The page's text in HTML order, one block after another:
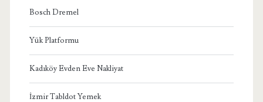
Bosch Dremel
Yük Platformu
Kadıköy Evden Eve Nakliyat
İzmir Tabldot Yemek